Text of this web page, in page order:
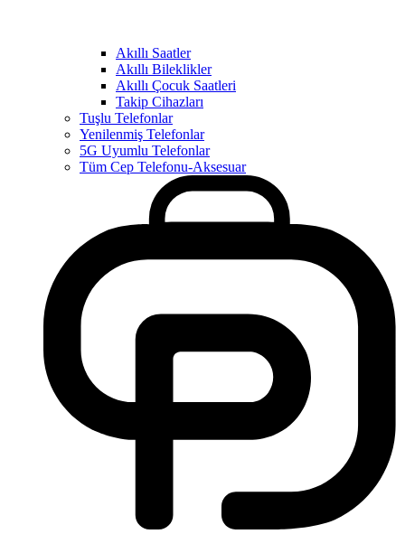
Akıllı Saatler
Akıllı Bileklikler
Akıllı Çocuk Saatleri
Takip Cihazları
Tuşlu Telefonlar
Yenilenmiş Telefonlar
5G Uyumlu Telefonlar
Tüm Cep Telefonu-Aksesuar